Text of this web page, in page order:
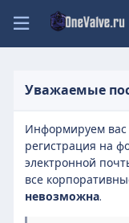
Уважаемые
Информируем
регистрация на
электронной
все
невозможна.